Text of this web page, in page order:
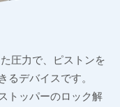
圧力で、ピストンを
るデバイスです。
トッパーのロック解